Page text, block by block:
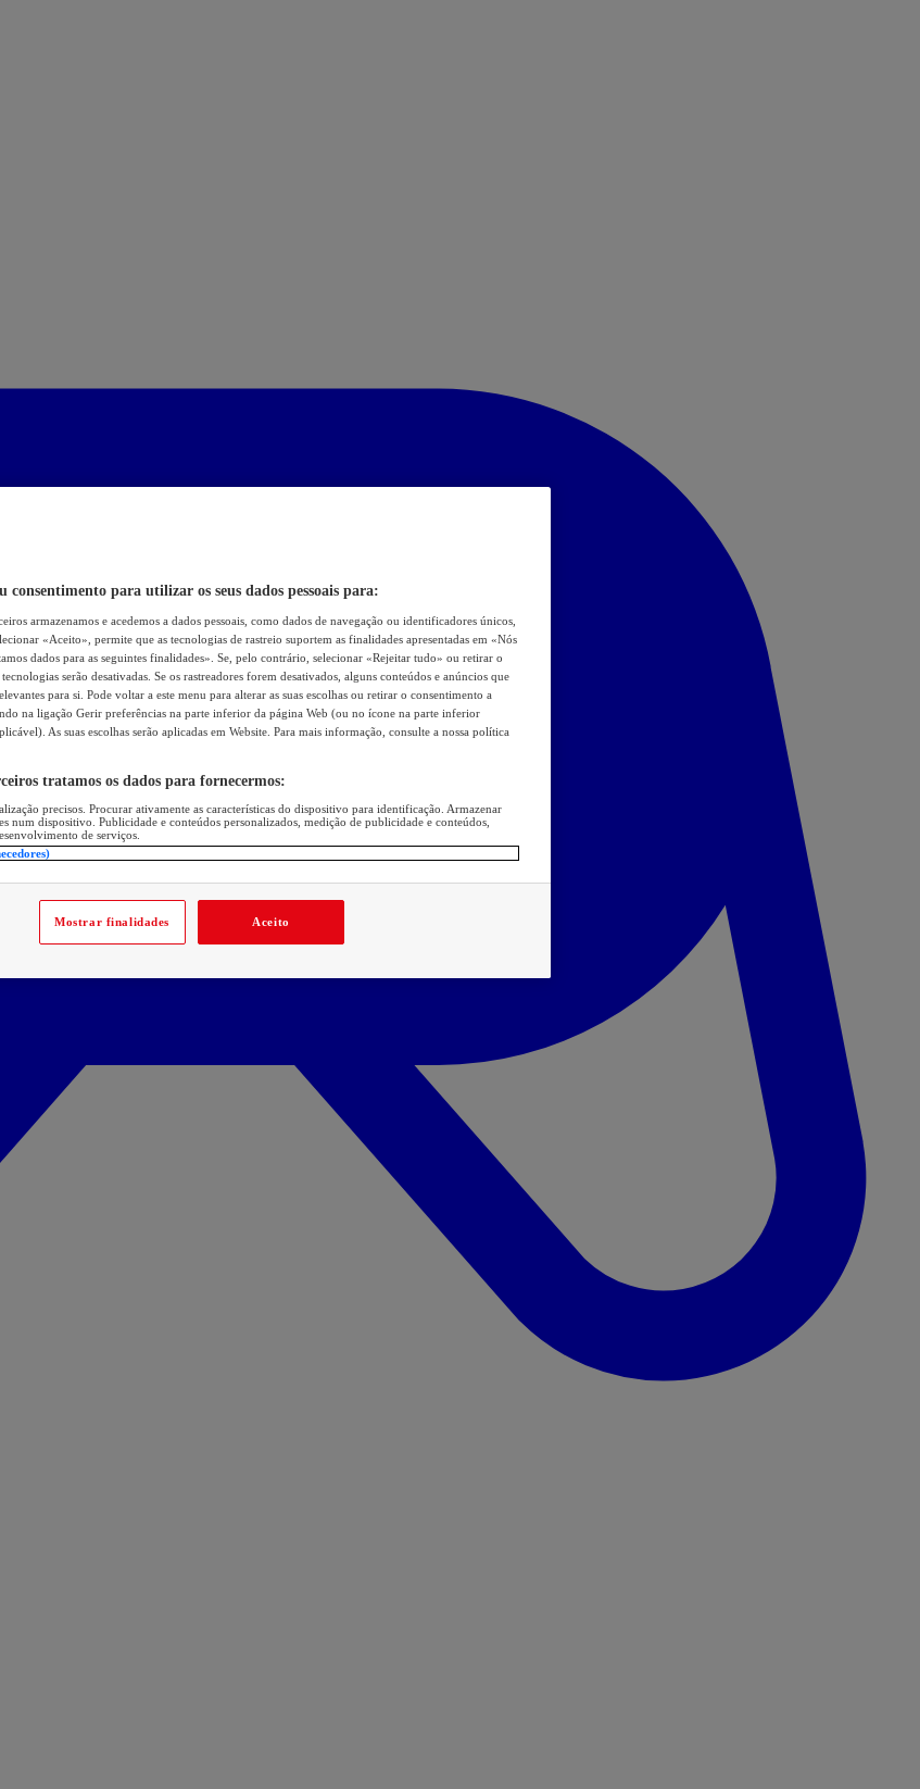
consentimento para utilizar os seus dados pessoais para:
armazenamos e acedemos a dados pessoais, como dados de navegação ou identificadores únicos,
«Aceito», permite que as tecnologias de rastreio suportem as finalidades apresentadas em «Nós
dados para as seguintes finalidades». Se, pelo contrário, selecionar «Rejeitar tudo» ou retirar o
serão desativadas. Se os rastreadores forem desativados, alguns conteúdos e anúncios que
para si. Pode voltar a este menu para alterar as suas escolhas ou retirar o consentimento a
na ligação Gerir preferências na parte inferior da página Web (ou no ícone na parte inferior
As suas escolhas serão aplicadas em Website. Para mais informação, consulte a nossa política
tratamos os dados para fornecermos:
precisos. Procurar ativamente as características do dispositivo para identificação. Armazenar
num dispositivo. Publicidade e conteúdos personalizados, medição de publicidade e conteúdos,
de serviços.
Mostrar finalidades Aceito